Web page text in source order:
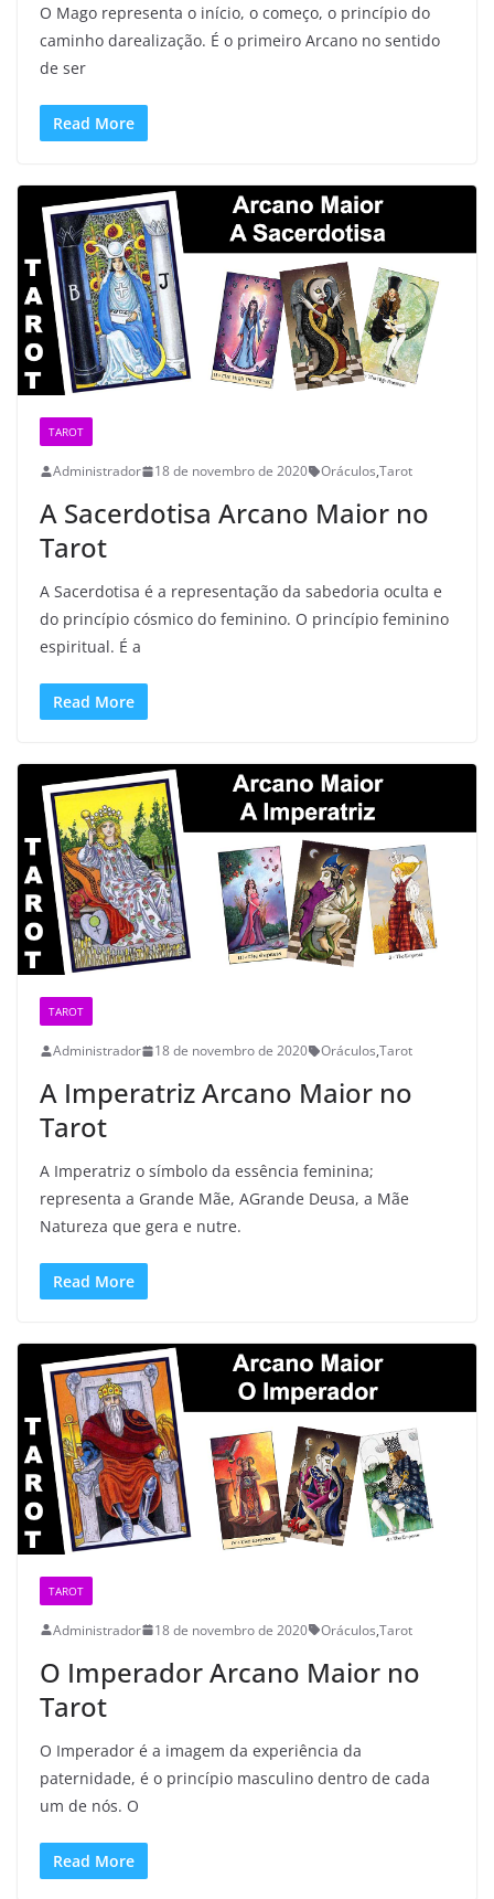
O Mago representa o início, o começo, o princípio do
caminho darealização. É o primeiro Arcano no sentido
de ser
Read More
TAROT
Administrador 18 de novembro de 2020 Oráculos,Tarot
A Sacerdotisa Arcano Maior no
Tarot
A Sacerdotisa é a representação da sabedoria oculta e
do princípio cósmico do feminino. O princípio feminino
espiritual. É a
Read More
TAROT
Administrador 18 de novembro de 2020 Oráculos,Tarot
A Imperatriz Arcano Maior no
Tarot
A Imperatriz o símbolo da essência feminina;
representa a Grande Mãe, AGrande Deusa, a Mãe
Natureza que gera e nutre.
Read More
TAROT
Administrador 18 de novembro de 2020 Oráculos,Tarot
O Imperador Arcano Maior no
Tarot
O Imperador é a imagem da experiência da
paternidade, é o princípio masculino dentro de cada
um de nós. O
Read More